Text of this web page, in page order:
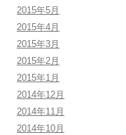
2015年5月
2015年4月
2015年3月
2015年2月
2015年1月
2014年12月
2014年11月
2014年10月